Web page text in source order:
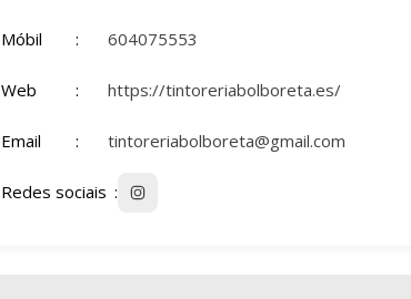
Móbil 604075553
Web https://tintoreriabolboreta.es/
Email tintoreriabolboreta@gmail.com
Redes sociais